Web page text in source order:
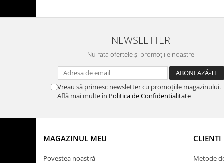
NEWSLETTER
Nu rata ofertele și promoțiile noastre
Vreau să primesc newsletter cu promoțiile magazinului.
Află mai multe în Politica de Confidentialitate
MAGAZINUL MEU
Povestea noastră
CLIENTI
Metode